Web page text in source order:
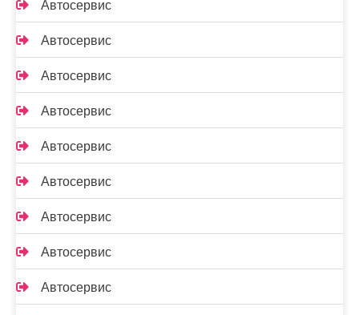
Автосервис
Автосервис
Автосервис
Автосервис
Автосервис
Автосервис
Автосервис
Автосервис
Автосервис